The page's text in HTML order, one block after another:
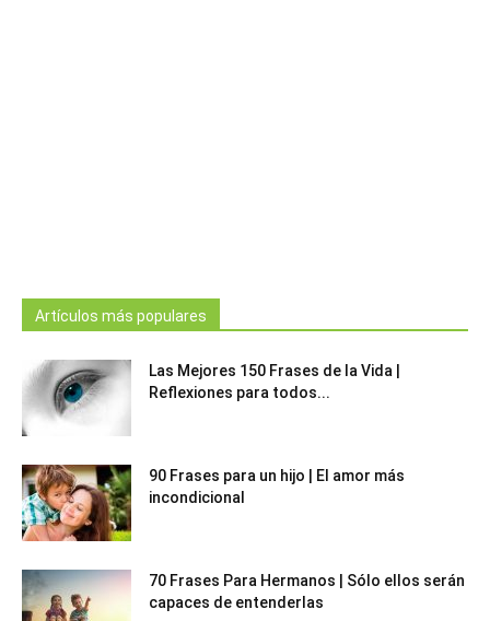
Artículos más populares
Las Mejores 150 Frases de la Vida |
Reflexiones para todos...
90 Frases para un hijo | El amor más
incondicional
70 Frases Para Hermanos | Sólo ellos serán
capaces de entenderlas